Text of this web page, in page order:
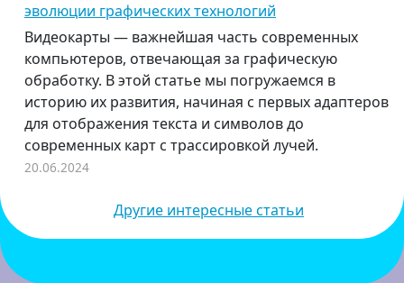
эволюции графических технологий
Видеокарты — важнейшая часть современных
компьютеров, отвечающая за графическую
обработку. В этой статье мы погружаемся в
историю их развития, начиная с первых адаптеров
для отображения текста и символов до
современных карт с трассировкой лучей.
20.06.2024
Другие интересные статьи